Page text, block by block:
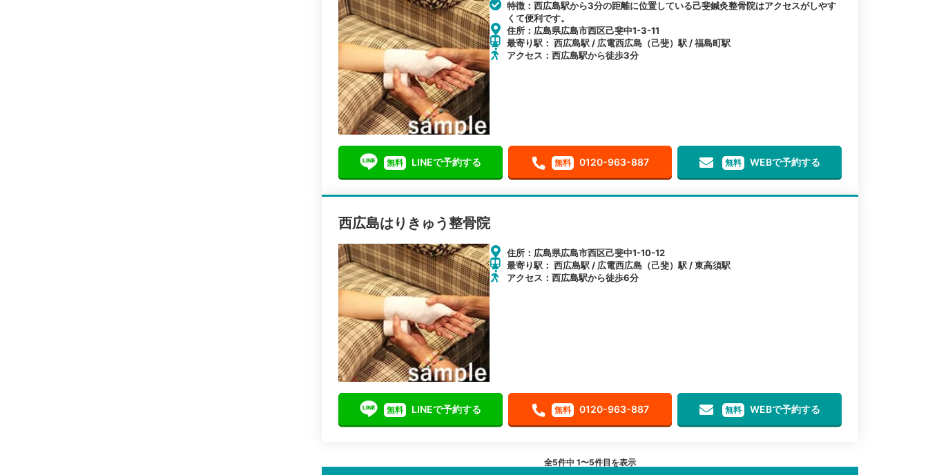
特徴：西広島駅から3分の距離に位置している己斐鍼灸整骨院はアクセスがしやす
くて便利です。
住所：広島県広島市西区己斐中1-3-11
最寄り駅： 西広島駅 / 広電西広島（己斐）駅 / 福島町駅
アクセス：西広島駅から徒歩3分
無料 LINEで予約する 無料 0120-963-887 無料 WEBで予約する
西広島はりきゅう整骨院
住所：広島県広島市西区己斐中1-10-12
最寄り駅： 西広島駅 / 広電西広島（己斐）駅 / 東高須駅
アクセス：西広島駅から徒歩6分
無料 LINEで予約する 無料 0120-963-887 無料 WEBで予約する
全5件中 1〜5件目を表示